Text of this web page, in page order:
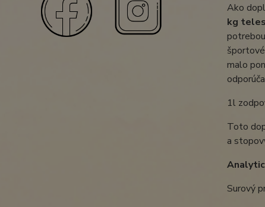
Ako
kg
malo
1l
Toto
a